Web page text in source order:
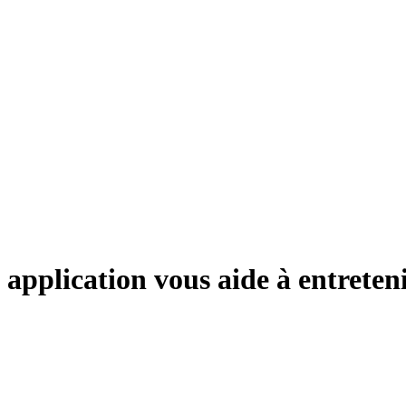
application vous aide à